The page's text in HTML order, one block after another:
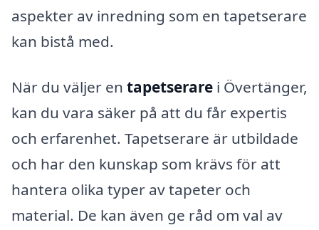
aspekter av inredning som en tapetserare
kan bistå med.
När du väljer en tapetserare i Övertänger,
kan du vara säker på att du får expertis
och erfarenhet. Tapetserare är utbildade
och har den kunskap som krävs för att
hantera olika typer av tapeter och
material. De kan även ge råd om val av